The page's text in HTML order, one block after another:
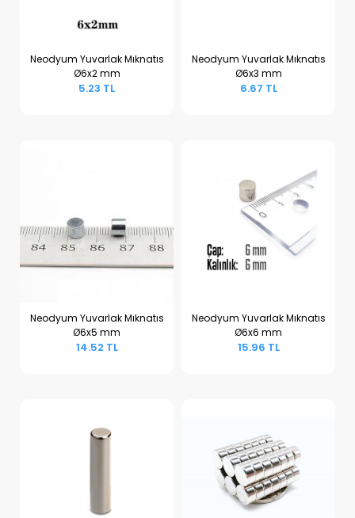
Sepete Ekle
Neodyum Yuvarlak Mıknatıs
Ø6x2 mm
5.23 TL
Sepete Ekle
Neodyum Yuvarlak Mıknatıs
Ø6x3 mm
6.67 TL
Sepete Ekle
Neodyum Yuvarlak Mıknatıs
Ø6x5 mm
14.52 TL
Sepete Ekle
Neodyum Yuvarlak Mıknatıs
Ø6x6 mm
15.96 TL